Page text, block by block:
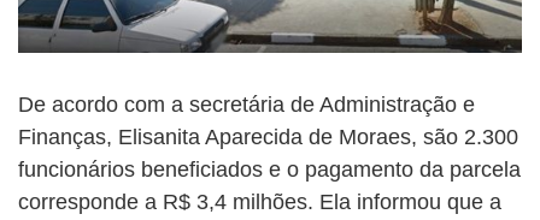
De acordo com a secretária de Administração e
Finanças, Elisanita Aparecida de Moraes, são 2.300
funcionários beneficiados e o pagamento da parcela
corresponde a R$ 3,4 milhões. Ela informou que a